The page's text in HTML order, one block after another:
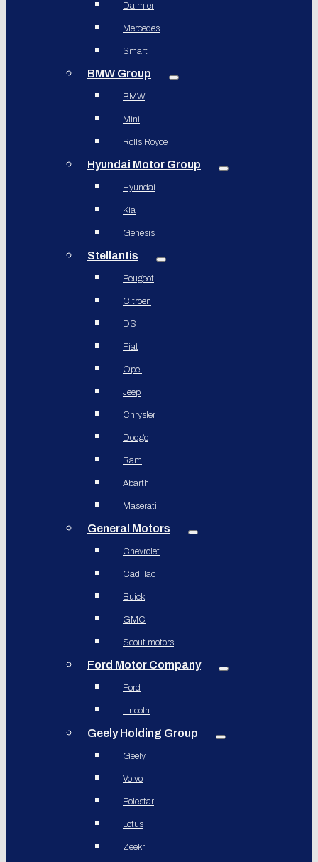
Daimler
Mercedes
Smart
BMW Group
BMW
Mini
Rolls Royce
Hyundai Motor Group
Hyundai
Kia
Genesis
Stellantis
Peugeot
Citroen
DS
Fiat
Opel
Jeep
Chrysler
Dodge
Ram
Abarth
Maserati
General Motors
Chevrolet
Cadillac
Buick
GMC
Scout motors
Ford Motor Company
Ford
Lincoln
Geely Holding Group
Geely
Volvo
Polestar
Lotus
Zeekr